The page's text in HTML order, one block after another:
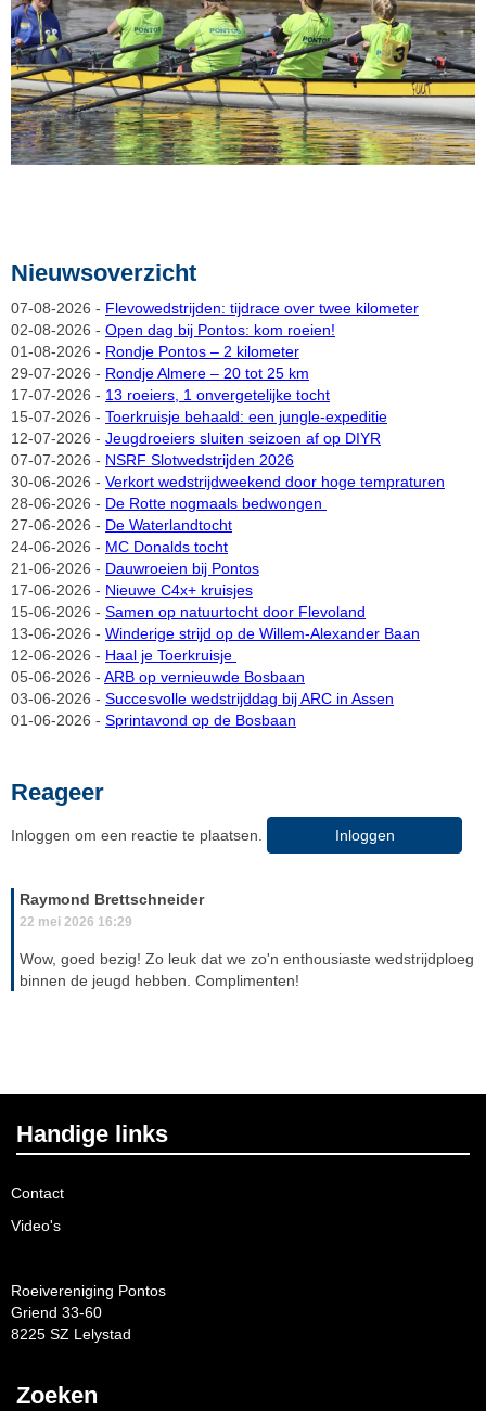
Nieuwsoverzicht
07-08-2026 - Flevowedstrijden: tijdrace over twee kilometer
02-08-2026 - Open dag bij Pontos: kom roeien!
01-08-2026 - Rondje Pontos – 2 kilometer
29-07-2026 - Rondje Almere – 20 tot 25 km
17-07-2026 - 13 roeiers, 1 onvergetelijke tocht
15-07-2026 - Toerkruisje behaald: een jungle-expeditie
12-07-2026 - Jeugdroeiers sluiten seizoen af op DIYR
07-07-2026 - NSRF Slotwedstrijden 2026
30-06-2026 - Verkort wedstrijdweekend door hoge tempraturen
28-06-2026 - De Rotte nogmaals bedwongen
27-06-2026 - De Waterlandtocht
24-06-2026 - MC Donalds tocht
21-06-2026 - Dauwroeien bij Pontos
17-06-2026 - Nieuwe C4x+ kruisjes
15-06-2026 - Samen op natuurtocht door Flevoland
13-06-2026 - Winderige strijd op de Willem-Alexander Baan
12-06-2026 - Haal je Toerkruisje
05-06-2026 - ARB op vernieuwde Bosbaan
03-06-2026 - Succesvolle wedstrijddag bij ARC in Assen
01-06-2026 - Sprintavond op de Bosbaan
Reageer
Inloggen om een reactie te plaatsen. Inloggen
Raymond Brettschneider
22 mei 2026 16:29
Wow, goed bezig! Zo leuk dat we zo'n enthousiaste wedstrijdploeg
binnen de jeugd hebben. Complimenten!
Handige links
Contact
Video's
Roeivereniging Pontos
Griend 33-60
8225 SZ Lelystad
Zoeken